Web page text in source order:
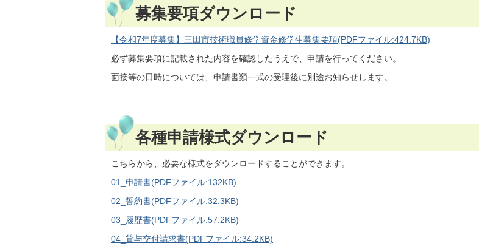
募集要項ダウンロード
【令和7年度募集】三田市技術職員修学資金修学生募集要項(PDFファイル:424.7KB)
必ず募集要項に記載された内容を確認したうえで、申請を行ってください。
面接等の日時については、申請書類一式の受理後に別途お知らせします。
各種申請様式ダウンロード
こちらから、必要な様式をダウンロードすることができます。
01_申請書(PDFファイル:132KB)
02_誓約書(PDFファイル:32.3KB)
03_履歴書(PDFファイル:57.2KB)
04_貸与交付請求書(PDFファイル:34.2KB)